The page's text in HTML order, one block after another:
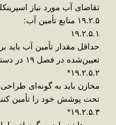
تقاضای آب مورد نیاز
۱۹.۲.۵ منابع تأمین آب:
۱۹.۲.۵.۱
حداقل مقدار تأمین آب باید
تعیین‌شده در فصل ۱۹ در
۱۹.۲.۵.۲*
مخازن باید به گونه‌ای
تحت پوشش خود را تأمین
۱۹.۲.۵.۳*